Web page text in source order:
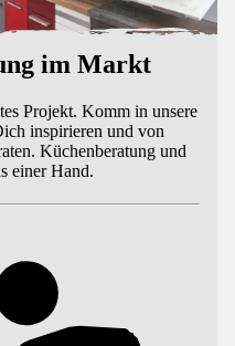
im Markt
Projekt. Komm in unsere
inspirieren und von
Küchenberatung und
einer Hand.